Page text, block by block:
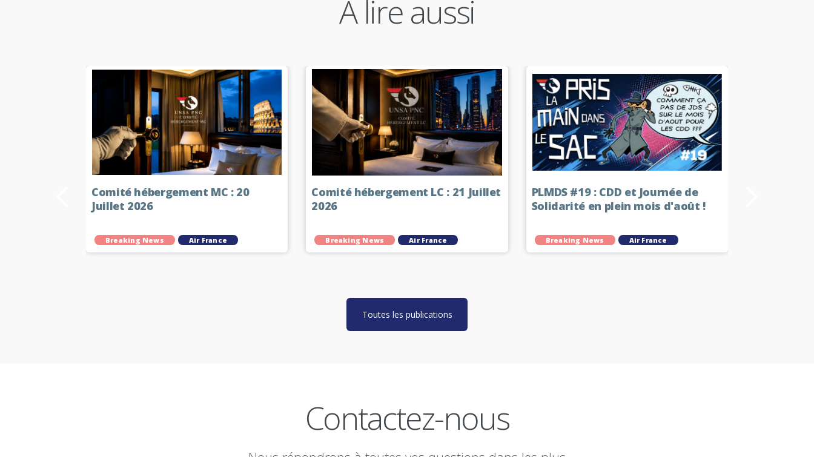
À lire aussi
Comité hébergement MC : 20
Juillet 2026
Breaking News Air France
Comité hébergement LC : 21 Juillet
2026
Breaking News Air France
PLMDS #19 : CDD et Journée de
Solidarité en plein mois d'août !
Breaking News Air France
Toutes les publications
Contactez-nous